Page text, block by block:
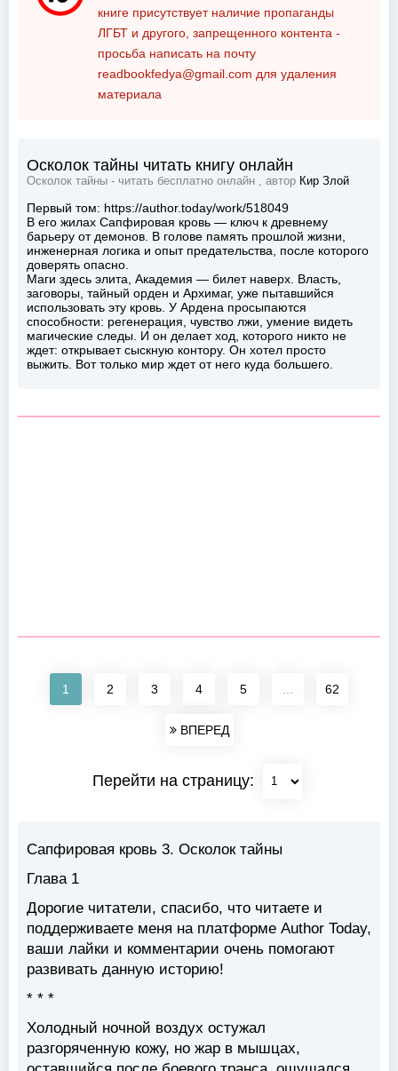
книге присутствует наличие пропаганды
ЛГБТ и другого, запрещенного контента -
просьба написать на почту
readbookfedya@gmail.com для удаления
материала
Осколок тайны читать книгу онлайн
Осколок тайны - читать бесплатно онлайн , автор Кир Злой
Первый том: https://author.today/work/518049
В его жилах Сапфировая кровь — ключ к древнему
барьеру от демонов. В голове память прошлой жизни,
инженерная логика и опыт предательства, после которого
доверять опасно.
Маги здесь элита, Академия — билет наверх. Власть,
заговоры, тайный орден и Архимаг, уже пытавшийся
использовать эту кровь. У Ардена просыпаются
способности: регенерация, чувство лжи, умение видеть
магические следы. И он делает ход, которого никто не
ждет: открывает сыскную контору. Он хотел просто
выжить. Вот только мир ждет от него куда большего.
1 2 3 4 5 62
ВПЕРЕД
Перейти на страницу:
Сапфировая кровь 3. Осколок тайны
Глава 1
Дорогие читатели, спасибо, что читаете и
поддерживаете меня на платформе Author Today,
ваши лайки и комментарии очень помогают
развивать данную историю!
* * *
Холодный ночной воздух остужал
разгоряченную кожу, но жар в мышцах,